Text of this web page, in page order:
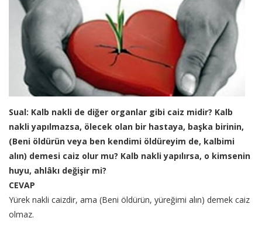
Sual: Kalb nakli de diğer organlar gibi caiz midir? Kalb
nakli yapılmazsa, ölecek olan bir hastaya, başka birinin,
(Beni öldürün veya ben kendimi öldüreyim de, kalbimi
alın) demesi caiz olur mu? Kalb nakli yapılırsa, o kimsenin
huyu, ahlâkı değişir mi?
CEVAP
Yürek nakli caizdir, ama (Beni öldürün, yüreğimi alın) demek caiz
olmaz.